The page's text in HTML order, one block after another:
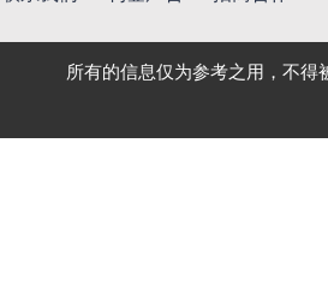
所有的信息仅为参考之用，不